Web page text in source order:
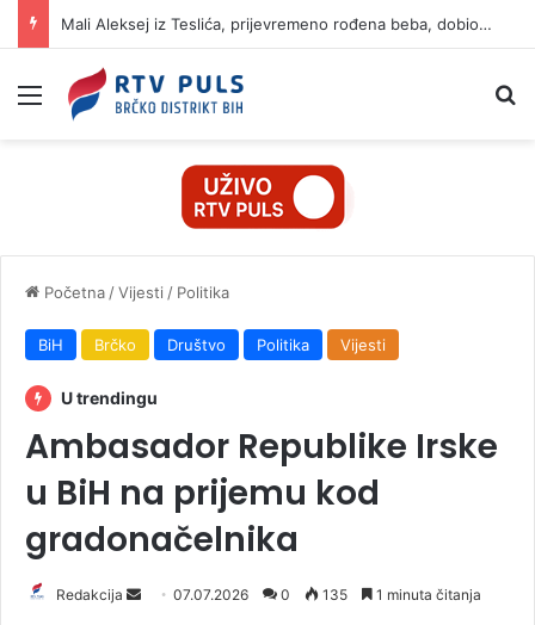
Mali Aleksej iz Teslića, prijevremeno rođena beba, dobio životnu bitku na UKC-u Srpske
Izbornik
Početna /Vijesti / Politika
BiH Brčko Društvo Politika Vijesti
U trendingu
Ambasador Republike Irske
u BiH na prijemu kod
gradonačelnika
Redakcija 07.07.2026 0 135 1 minuta čitanja